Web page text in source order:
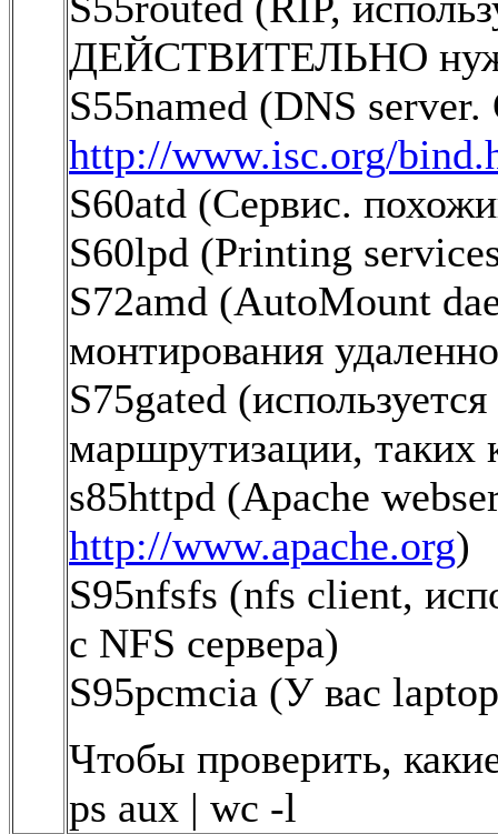
ДЕЙСТВИТЕЛЬНО
S55named (DNS
http://www.isc.org/
S60atd (Сервис.
S60lpd (Printing
S72amd (AutoMount
монтирования
S75gated
маршрутизации, таких
s85httpd (Apache
http://www.apache.org)
S95nfsfs (nfs client,
с NFS сервера)
S95pcmcia (У вас
Чтобы проверить,
ps aux | wc -l